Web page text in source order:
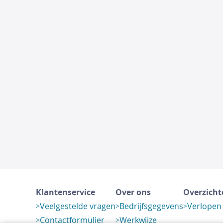
Klantenservice
Veelgestelde vragen
Contactformulier
Over ons
Bedrijfsgegevens
Werkwijze